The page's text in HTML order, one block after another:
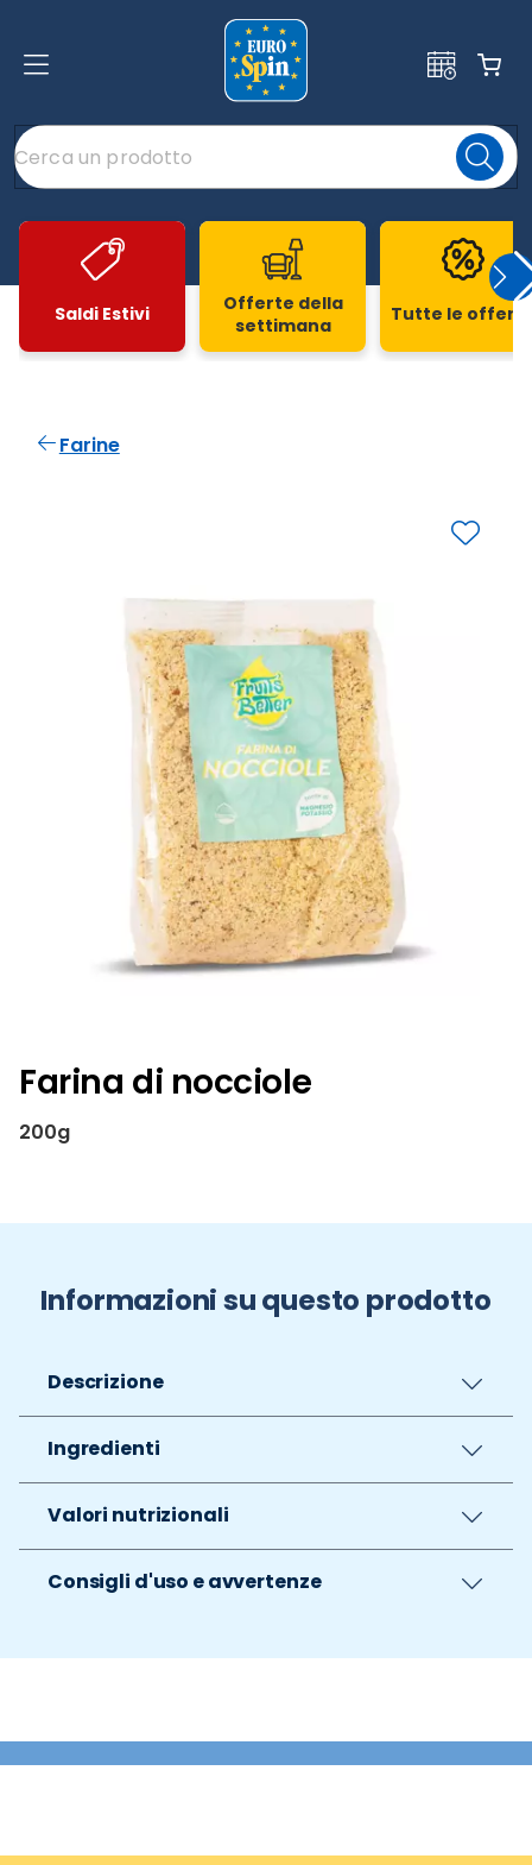
Saldi Estivi
Offerte della
settimana
Tutte le
Farine
Farina di nocciole
200g
Informazioni su questo prodotto
Descrizione
Ingredienti
Valori nutrizionali
Consigli d'uso e avvertenze